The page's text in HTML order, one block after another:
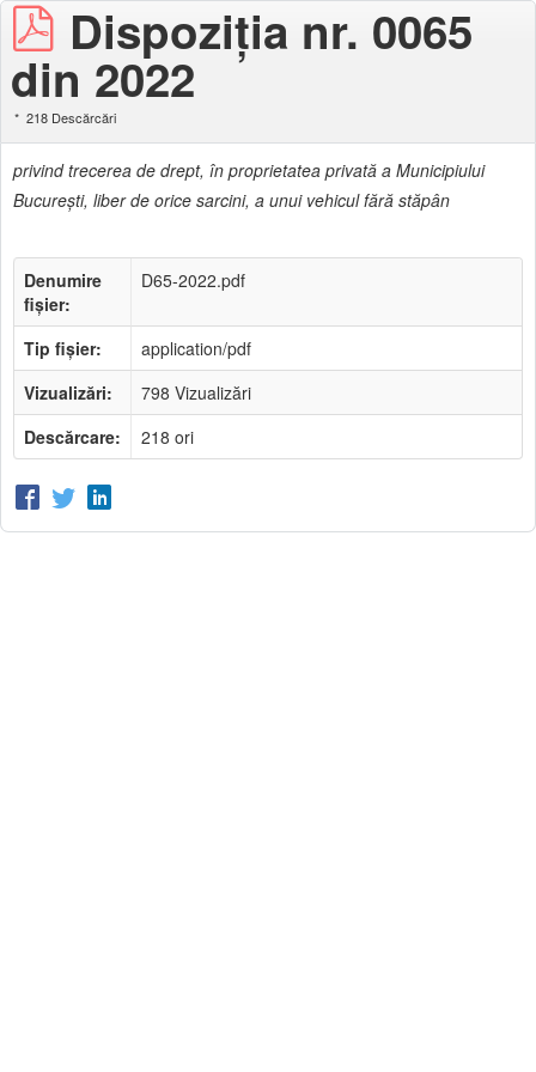
Dispoziția nr. 0065
din 2022
218 Descărcări
privind trecerea de drept, în proprietatea privată a Municipiului
Bucureşti, liber de orice sarcini, a unui vehicul fără stăpân
Denumire
fișier:
D65-2022.pdf
Tip fișier:
application/pdf
Vizualizări:
798 Vizualizări
Descărcare:
218 ori